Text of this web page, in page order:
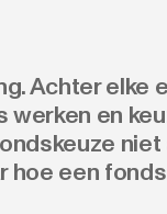
Achter elke
werken en
niet
hoe een